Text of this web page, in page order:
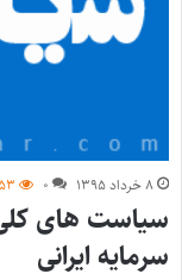
۸ خرداد ۱۳۹۵ ۰
سیاست های کلی
سرمایه ایرانی